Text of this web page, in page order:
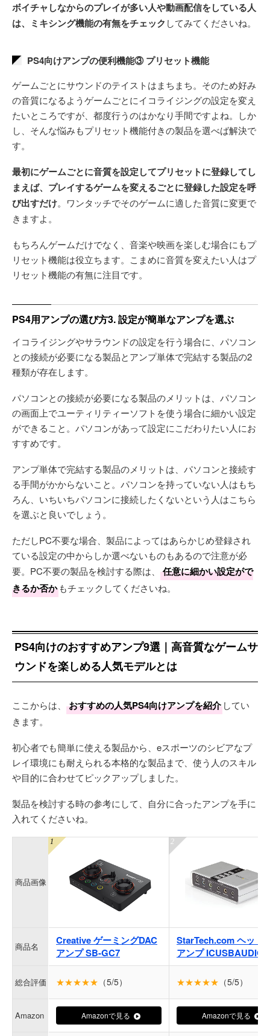
ボイチャしなからのプレイが多い人や動画配信をしている人
は、ミキシング機能の有無をチェック してみてくださいね。
PS4向けアンプの便利機能③ プリセット機能
ゲームごとにサウンドのテイストはまちまち。そのため好み
の音質になるようゲームごとにイコライジングの設定を変え
たいところですが、都度行うのはかなり手間ですよね。しか
し、そんな悩みもプリセット機能付きの製品を選べば解決で
す。
最初にゲームごとに音質を設定してプリセットに登録してし
まえば、プレイするゲームを変えるごとに登録した設定を呼
び出すだけ。ワンタッチでそのゲームに適した音質に変更で
きますよ。
もちろんゲームだけでなく、音楽や映画を楽しむ場合にもプ
リセット機能は役立ちます。こまめに音質を変えたい人はプ
リセット機能の有無に注目です。
PS4用アンプの選び方3. 設定が簡単なアンプを選ぶ
イコライジングやサラウンドの設定を行う場合に、パソコン
との接続が必要になる製品とアンプ単体で完結する製品の2
種類が存在します。
パソコンとの接続が必要になる製品のメリットは、パソコン
の画面上でユーティリティーソフトを使う場合に細かい設定
ができること。パソコンがあって設定にこだわりたい人にお
すすめです。
アンプ単体で完結する製品のメリットは、パソコンと接続す
る手間がかからないこと。パソコンを持っていない人はもち
ろん、いちいちパソコンに接続したくないという人はこちら
を選ぶと良いでしょう。
ただしPC不要な場合、製品によってはあらかじめ登録され
ている設定の中からしか選べないものもあるので注意が必
要。PC不要の製品を検討する際は、
任意に細かい設定がで
きるか否か もチェックしてくださいね。
PS4向けのおすすめアンプ9選｜高音質なゲームサ
ウンドを楽しめる人気モデルとは
ここからは、 おすすめの人気PS4向けアンプを紹介 してい
きます。
初心者でも簡単に使える製品から、eスポーツのシビアなプ
レイ環境にも耐えられる本格的な製品まで、使う人のスキル
や目的に合わせてピックアップしました。
製品を検討する時の参考にして、自分に合ったアンプを手に
入れてくださいね。
商品画像
商品名
Creative ゲーミングDAC
アンプ SB-GC7
StarTech.com ヘッド
アンプ
総合評価 ★★★★★ （5/5） ★★★★★ （5/5）
Amazon Amazonで見る Amazonで見る